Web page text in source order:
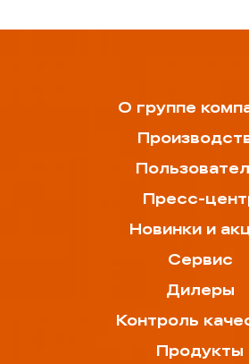
О группе
Пресс-
Новинки и
Сервис
Дилеры
Контроль
Продукты